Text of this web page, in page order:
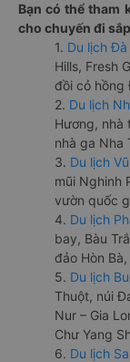
Bạn có thể tham
cho chuyến đi
1. Du lịch Đà
Hills, Fresh
đồi cỏ hồng
2. Du lịch
Hương, nhà
nhà ga Nha
3. Du lịch
mũi Nghinh
vườn quốc
4. Du lịch
bay, Bàu
đảo Hòn
5. Du lịch
Thuột, núi
Nur – Gia
Chư Yang
6. Du lịch